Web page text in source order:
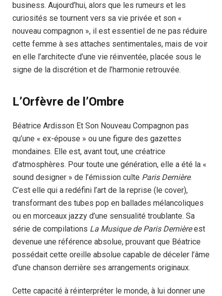
business. Aujourd’hui, alors que les rumeurs et les
curiosités se tournent vers sa vie privée et son «
nouveau compagnon », il est essentiel de ne pas réduire
cette femme à ses attaches sentimentales, mais de voir
en elle l’architecte d’une vie réinventée, placée sous le
signe de la discrétion et de l’harmonie retrouvée.
L’Orfèvre de l’Ombre
Béatrice Ardisson Et Son Nouveau Compagnon pas
qu’une « ex-épouse » ou une figure des gazettes
mondaines. Elle est, avant tout, une créatrice
d’atmosphères. Pour toute une génération, elle a été la «
sound designer » de l’émission culte Paris Dernière.
C’est elle qui a redéfini l’art de la reprise (le cover),
transformant des tubes pop en ballades mélancoliques
ou en morceaux jazzy d’une sensualité troublante. Sa
série de compilations La Musique de Paris Dernièreest
devenue une référence absolue, prouvant que Béatrice
possédait cette oreille absolue capable de déceler l’âme
d’une chanson derrière ses arrangements originaux.
Cette capacité à réinterpréter le monde, à lui donner une